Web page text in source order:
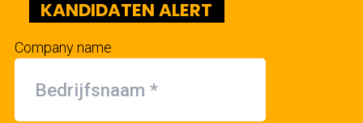
KANDIDATEN ALERT
Company name